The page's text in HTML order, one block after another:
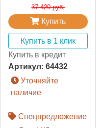
37 420 руб.
Купить
Купить в 1 клик
Купить в кредит
Артикул: 64432
Уточняйте
наличие
Спецпредложение